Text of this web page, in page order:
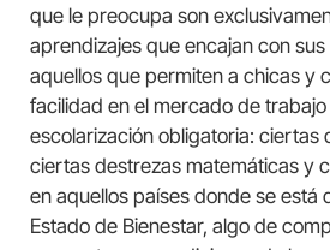
que le preocupa son
aprendizajes que encajan con
aquellos que permiten a chicas y
facilidad en el mercado de
escolarización obligatoria: ciertas
ciertas destrezas matemáticas y
en aquellos países donde se está
Estado de Bienestar, algo de